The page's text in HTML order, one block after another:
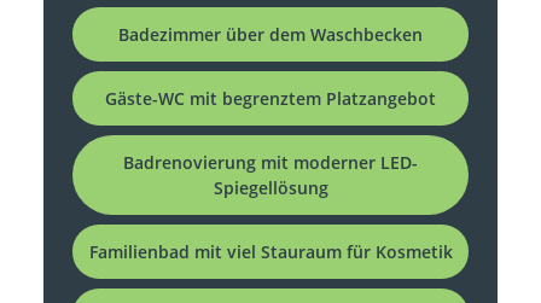
Badezimmer über dem Waschbecken
Gäste-WC mit begrenztem Platzangebot
Badrenovierung mit moderner LED-
Spiegellösung
Familienbad mit viel Stauraum für Kosmetik